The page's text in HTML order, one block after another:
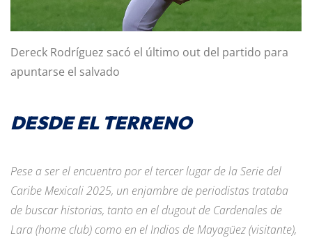
Dereck Rodríguez sacó el último out del partido para
apuntarse el salvado
DESDE EL TERRENO
Pese a ser el encuentro por el tercer lugar de la Serie del
Caribe Mexicali 2025, un enjambre de periodistas trataba
de buscar historias, tanto en el dugout de Cardenales de
Lara (home club) como en el Indios de Mayagüez (visitante),